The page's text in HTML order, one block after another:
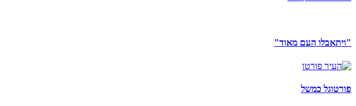
"ויתאבלו העם מאוד"
פורטוגל כמשל